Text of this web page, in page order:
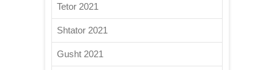
Tetor 2021
Shtator 2021
Gusht 2021